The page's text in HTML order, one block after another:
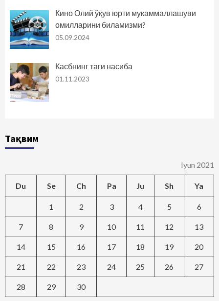
Кино Олий ўқув юрти мукаммаллашуви
омилларини биламизми?
05.09.2024
Касбнинг таги насиба
01.11.2023
Тақвим
Iyun 2021
Du Se Ch Pa Ju Sh Ya
1 2 3 4 5 6
7 8 9 10 11 12 13
14 15 16 17 18 19 20
21 22 23 24 25 26 27
28 29 30